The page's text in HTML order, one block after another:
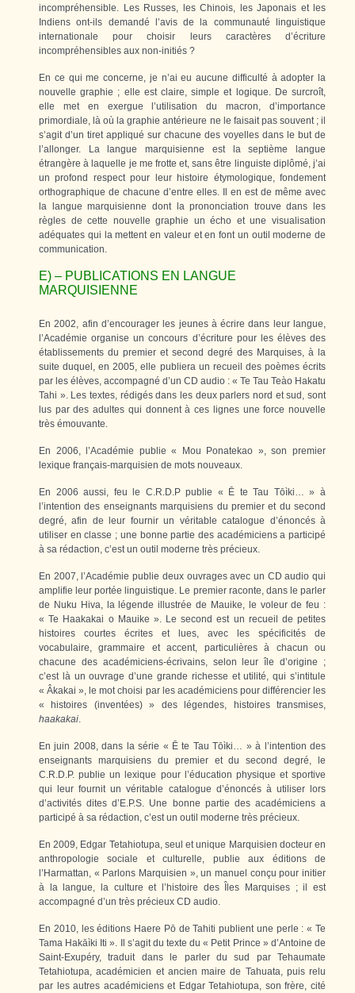
incompréhensible. Les Russes, les Chinois, les Japonais et les
Indiens ont-ils demandé l’avis de la communauté linguistique
internationale pour choisir leurs caractères d’écriture
incompréhensibles aux non-initiés ?
En ce qui me concerne, je n’ai eu aucune difficulté à adopter la
nouvelle graphie ; elle est claire, simple et logique. De surcroît,
elle met en exergue l’utilisation du macron, d’importance
primordiale, là où la graphie antérieure ne le faisait pas souvent ; il
s’agit d’un tiret appliqué sur chacune des voyelles dans le but de
l’allonger. La langue marquisienne est la septième langue
étrangère à laquelle je me frotte et, sans être linguiste diplômé, j’ai
un profond respect pour leur histoire étymologique, fondement
orthographique de chacune d’entre elles. Il en est de même avec
la langue marquisienne dont la prononciation trouve dans les
règles de cette nouvelle graphie un écho et une visualisation
adéquates qui la mettent en valeur et en font un outil moderne de
communication.
E) – PUBLICATIONS EN LANGUE
MARQUISIENNE
En 2002, afin d’encourager les jeunes à écrire dans leur langue,
l’Académie organise un concours d’écriture pour les élèves des
établissements du premier et second degré des Marquises, à la
suite duquel, en 2005, elle publiera un recueil des poèmes écrits
par les élèves, accompagné d’un CD audio : « Te Tau Teào Hakatu
Tahi ». Les textes, rédigés dans les deux parlers nord et sud, sont
lus par des adultes qui donnent à ces lignes une force nouvelle
très émouvante.
En 2006, l’Académie publie « Mou Ponatekao », son premier
lexique français-marquisien de mots nouveaux.
En 2006 aussi, feu le C.R.D.P publie « Ē te Tau Tōìki… » à
l’intention des enseignants marquisiens du premier et du second
degré, afin de leur fournir un véritable catalogue d’énoncés à
utiliser en classe ; une bonne partie des académiciens a participé
à sa rédaction, c’est un outil moderne très précieux.
En 2007, l’Académie publie deux ouvrages avec un CD audio qui
amplifie leur portée linguistique. Le premier raconte, dans le parler
de Nuku Hiva, la légende illustrée de Mauike, le voleur de feu :
« Te Haakakai o Mauike ». Le second est un recueil de petites
histoires courtes écrites et lues, avec les spécificités de
vocabulaire, grammaire et accent, particulières à chacun ou
chacune des académiciens-écrivains, selon leur île d’origine ;
c’est là un ouvrage d’une grande richesse et utilité, qui s’intitule
« Âkakai », le mot choisi par les académiciens pour différencier les
« histoires (inventées) » des légendes, histoires transmises,
haakakai.
En juin 2008, dans la série « Ē te Tau Tōìki… » à l’intention des
enseignants marquisiens du premier et du second degré, le
C.R.D.P. publie un lexique pour l’éducation physique et sportive
qui leur fournit un véritable catalogue d’énoncés à utiliser lors
d’activités dites d’E.P.S. Une bonne partie des académiciens a
participé à sa rédaction, c’est un outil moderne très précieux.
En 2009, Edgar Tetahiotupa, seul et unique Marquisien docteur en
anthropologie sociale et culturelle, publie aux éditions de
l’Harmattan, « Parlons Marquisien », un manuel conçu pour initier
à la langue, la culture et l’histoire des Îles Marquises ; il est
accompagné d’un très précieux CD audio.
En 2010, les éditions Haere Pō de Tahiti publient une perle : « Te
Tama Hakāìki Iti ». Il s’agit du texte du « Petit Prince » d’Antoine de
Saint-Exupéry, traduit dans le parler du sud par Tehaumate
Tetahiotupa, académicien et ancien maire de Tahuata, puis relu
par les autres académiciens et Edgar Tetahiotupa, son frère, cité